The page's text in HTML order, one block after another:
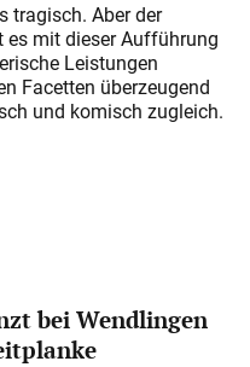
tragisch. Aber der
es mit dieser Aufführung
Leistungen
Facetten überzeugend
und komisch zugleich.
bei Wendlingen